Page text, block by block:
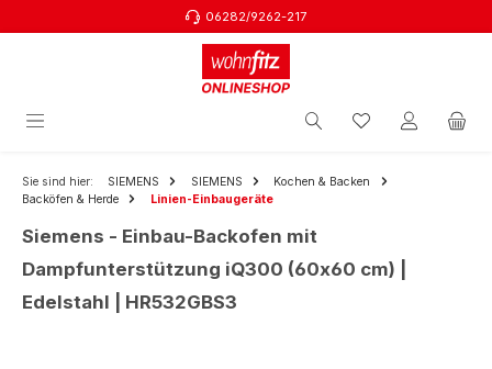
06282/9262-217
Sie sind hier: SIEMENS SIEMENS
Kochen & Backen
Backöfen & Herde
Linien-Einbaugeräte
Siemens - Einbau-Backofen mit
Dampfunterstützung iQ300 (60x60 cm) |
Edelstahl | HR532GBS3